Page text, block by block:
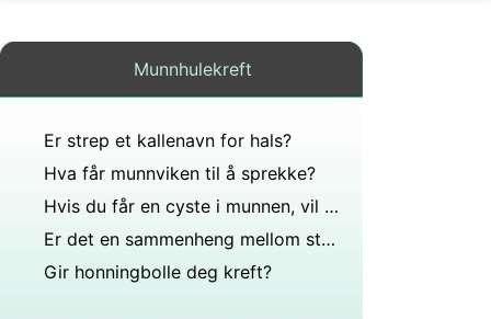
Munnhulekreft
Er strep et kallenavn for hals?
Hva får munnviken til å sprekke?
Hvis du får en cyste i munnen, vil det gjøre vondt?
Er det en sammenheng mellom streptokokker i halsen og røde nupper på hendene?
Gir honningbolle deg kreft?